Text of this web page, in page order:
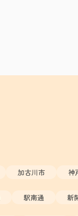
加古川市 神
駅南通 新